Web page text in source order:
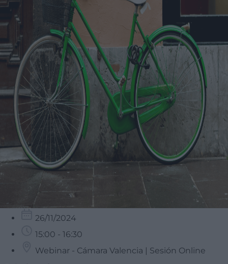
26/11/2024
15:00 - 16:30
Webinar - Cámara Valencia | Sesión Online